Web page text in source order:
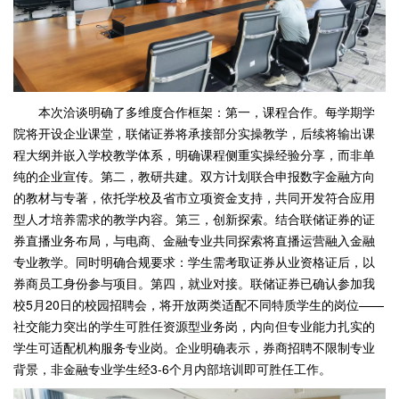
本次洽谈明确了多维度合作框架：第一，课程合作。每学期学
院将开设企业课堂，联储证券将承接部分实操教学，后续将输出课
程大纲并嵌入学校教学体系，明确课程侧重实操经验分享，而非单
纯的企业宣传。第二，教研共建。双方计划联合申报数字金融方向
的教材与专著，依托学校及省市立项资金支持，共同开发符合应用
型人才培养需求的教学内容。第三，创新探索。结合联储证券的证
券直播业务布局，与电商、金融专业共同探索将直播运营融入金融
专业教学。同时明确合规要求：学生需考取证券从业资格证后，以
券商员工身份参与项目。第四，就业对接。联储证券已确认参加我
校5月20日的校园招聘会，将开放两类适配不同特质学生的岗位——
社交能力突出的学生可胜任资源型业务岗，内向但专业能力扎实的
学生可适配机构服务专业岗。企业明确表示，券商招聘不限制专业
背景，非金融专业学生经3-6个月内部培训即可胜任工作。